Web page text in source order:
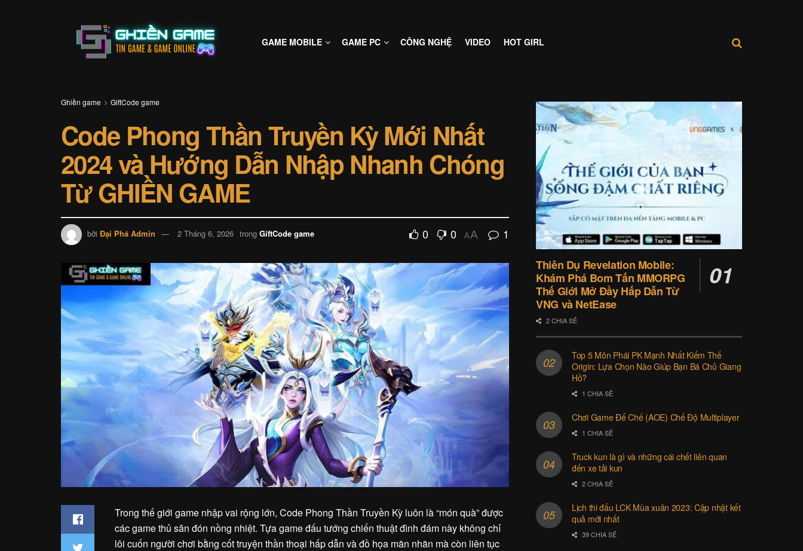
GAME MOBILE GAME PC CÔNG NGHỆ VIDEO HOT GIRL
Ghiền game GiftCode game
Code Phong Thần Truyền Kỳ Mới Nhất
2024 và Hướng Dẫn Nhập Nhanh Chóng
Từ GHIỀN GAME
bởi Đại Phá Admin 2 Tháng 6, 2026 trong GiftCode game 0 0 AA 1
Trong thế giới game nhập vai rộng lớn, Code Phong Thần Truyền Kỳ luôn là “món quà” được
các game thủ săn đón nồng nhiệt. Tựa game đấu tướng chiến thuật đình đám này không chỉ
lôi cuốn người chơi bằng cốt truyện thần thoại hấp dẫn và đồ họa mãn nhãn mà còn liên tục
Thiên Dụ Revelation Mobile:
Khám Phá Bom Tấn MMORPG
Thế Giới Mở Đầy Hấp Dẫn Từ
VNG và NetEase
2 CHIA SẺ
Top 5 Môn Phái PK Mạnh Nhất Kiếm Thế
Origin: Lựa Chọn Nào Giúp Bạn Bá Chủ Giang
Hồ?
1 CHIA SẺ
Chơi Game Đế Chế (AOE) Chế Độ Multiplayer
1 CHIA SẺ
Truck kun là gì và những cái chết liên quan
đến xe tải kun
2 CHIA SẺ
Lịch thi đấu LCK Mùa xuân 2023: Cập nhật kết
quả mới nhất
39 CHIA SẺ